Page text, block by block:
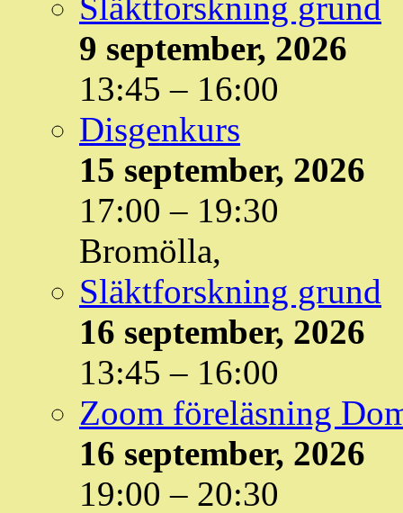
Släktforskning grund
9 september, 2026
13:45 – 16:00
Disgenkurs
15 september, 2026
17:00 – 19:30
Bromölla,
Släktforskning grund
16 september, 2026
13:45 – 16:00
Zoom föreläsning
16 september, 2026
19:00 – 20:30